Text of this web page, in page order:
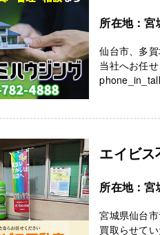
所在地：宮
仙台市、多
当社へお任
エイビス
所在地：宮
宮城県仙台
買取らせて